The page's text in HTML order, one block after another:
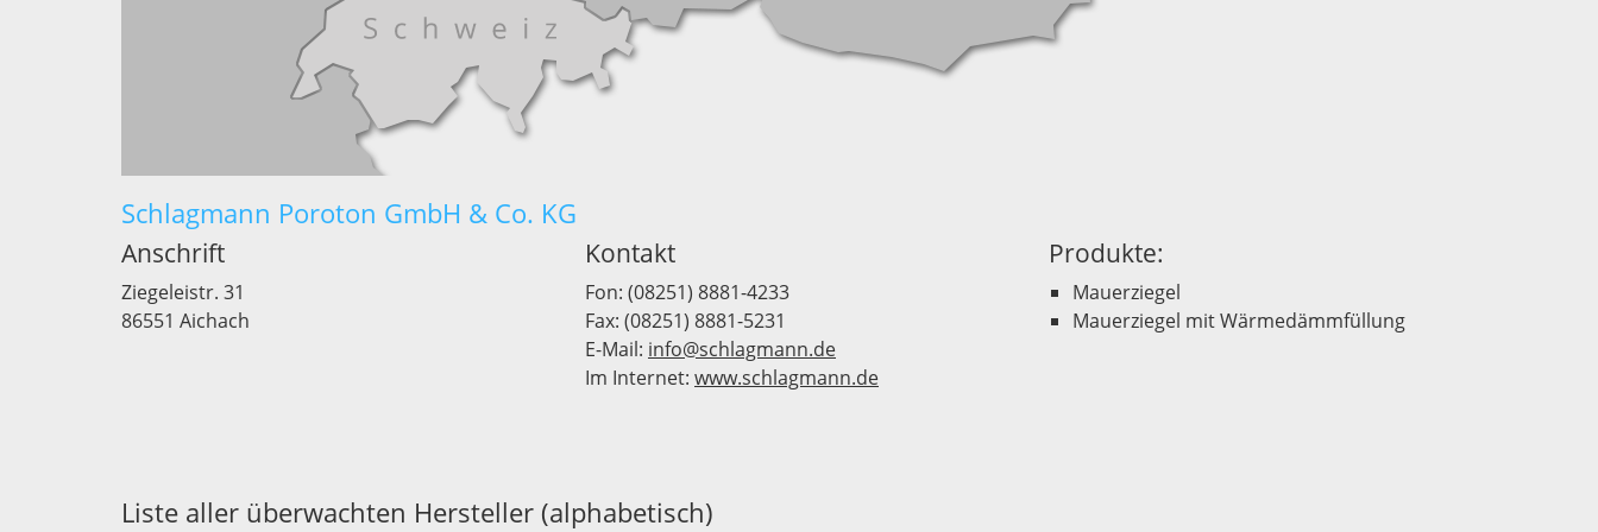
Schlagmann Poroton GmbH & Co. KG
Anschrift
Ziegeleistr. 31
86551 Aichach
Kontakt
Fon: (08251) 8881-4233
Fax: (08251) 8881-5231
E-Mail: info@schlagmann.de
Im Internet: www.schlagmann.de
Produkte:
Mauerziegel
Mauerziegel mit Wärmedämmfüllung
Liste aller überwachten Hersteller (alphabetisch)